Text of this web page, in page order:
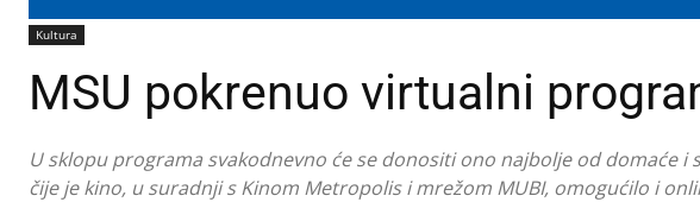
Kultura
MSU pokrenuo virtualni
U sklopu programa svakodnevno će se donositi ono najbolje od domaće
čije je kino, u suradnji s Kinom Metropolis i mrežom MUBI, omogućilo i